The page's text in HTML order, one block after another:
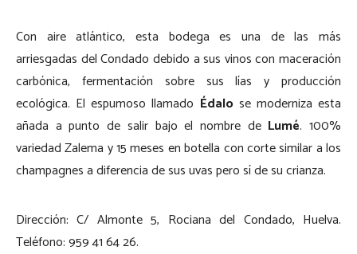
Con aire atlántico, esta bodega es una de las más
arriesgadas del Condado debido a sus vinos con maceración
carbónica, fermentación sobre sus lías y producción
ecológica. El espumoso llamado Édalo se moderniza esta
añada a punto de salir bajo el nombre de Lumé. 100%
variedad Zalema y 15 meses en botella con corte similar a los
champagnes a diferencia de sus uvas pero sí de su crianza.
Dirección: C/ Almonte 5, Rociana del Condado, Huelva.
Teléfono: 959 41 64 26.